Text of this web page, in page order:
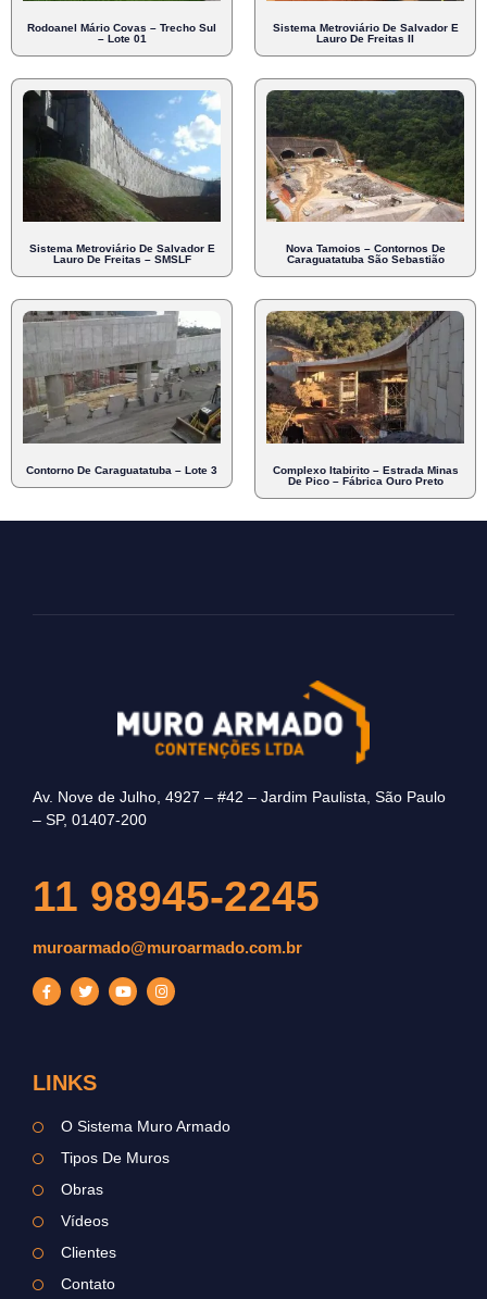
Rodoanel Mário Covas – Trecho Sul
– Lote 01
Sistema Metroviário De Salvador E
Lauro De Freitas II
Sistema Metroviário De Salvador E
Lauro De Freitas – SMSLF
Nova Tamoios – Contornos De
Caraguatatuba São Sebastião
Contorno De Caraguatatuba – Lote 3
Complexo Itabirito – Estrada Minas
De Pico – Fábrica Ouro Preto
Av. Nove de Julho, 4927 – #42 – Jardim Paulista, São Paulo
– SP, 01407-200
11 98945-2245
muroarmado@muroarmado.com.br
LINKS
O Sistema Muro Armado
Tipos De Muros
Obras
Vídeos
Clientes
Contato